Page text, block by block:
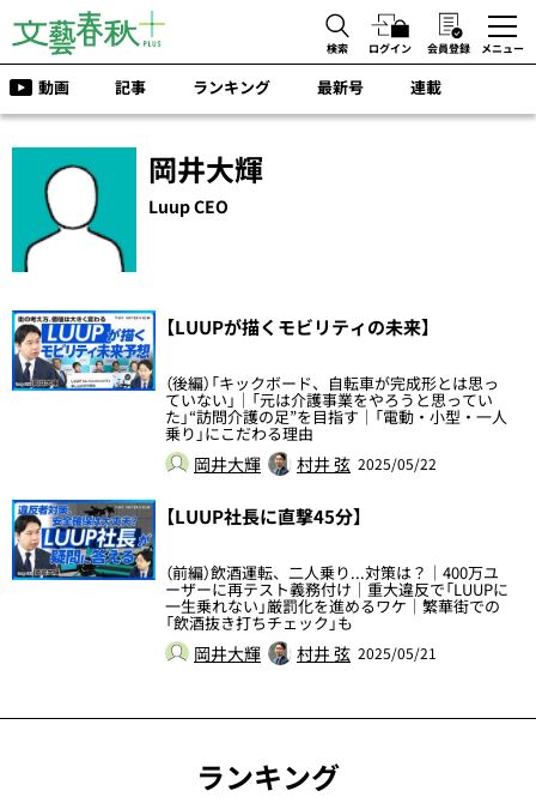
検索 ログイン 会員登録 メニュー
動画 記事 ランキング 最新号 連載
岡井大輝
Luup CEO
【LUUPが描くモビリティの未来】
（後編）「キックボード、自転車が完成形とは思っ
ていない」｜「元は介護事業をやろうと思ってい
た」“訪問介護の足”を目指す｜「電動・小型・一人
乗り」にこだわる理由
岡井大輝 村井 弦 2025/05/22
【LUUP社長に直撃45分】
（前編）飲酒運転、二人乗り...対策は？｜400万ユ
ーザーに再テスト義務付け｜重大違反で「LUUPに
一生乗れない」厳罰化を進めるワケ｜繁華街での
「飲酒抜き打ちチェック」も
岡井大輝 村井 弦 2025/05/21
ランキング